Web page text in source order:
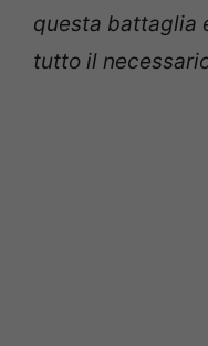
questa battaglia
tutto il